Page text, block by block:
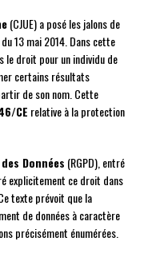
(CJUE) a posé les jalons de
13 mai 2014. Dans cette
le droit pour un individu de
certains résultats
de son nom. Cette
CE relative à la protection
Données (RGPD), entré
explicitement ce droit dans
texte prévoit que la
de données à caractère
précisément énumérées.